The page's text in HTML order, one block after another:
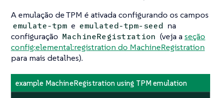
A emulação de TPM é ativada configurando os campos
emulate-tpm e emulated-tpm-seed na
configuração MachineRegistration (veja aseção
config:elemental:registration do MachineRegistration
para mais detalhes).
example MachineRegistration using TPM emulation